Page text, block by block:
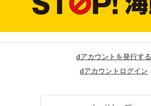
dアカウントを発行する
dアカウントログイン